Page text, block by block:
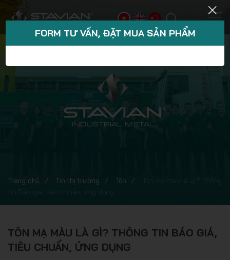
Trang chủ Tin thị trường Tôn
TÔN MẠ MÀU LÀ GÌ? THÔNG TIN BÁO GIÁ,
TIÊU CHUẨN, ỨNG DỤNG
FORM TƯ VẤN, ĐẶT MUA SẢN PHẨM